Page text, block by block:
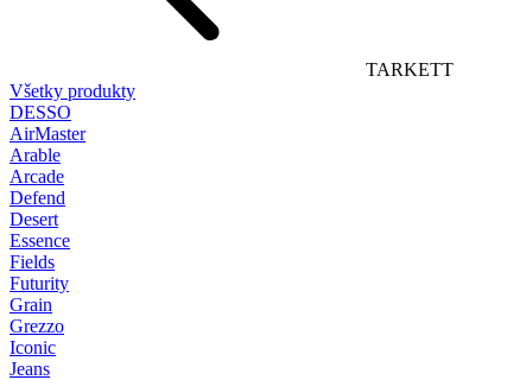
TARKETT
Všetky produkty
DESSO
AirMaster
Arable
Arcade
Defend
Desert
Essence
Fields
Futurity
Grain
Grezzo
Iconic
Jeans